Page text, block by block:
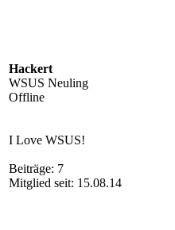
Hackert
WSUS Neuling
Offline
I Love WSUS!
Beiträge: 7
Mitglied seit: 15.08.14